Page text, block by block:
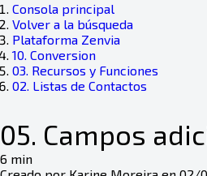
Consola principal
Volver a la búsqueda
Plataforma Zenvia
10. Conversion
03. Recursos y Funciones
02. Listas de Contactos
05. Campos
6 min